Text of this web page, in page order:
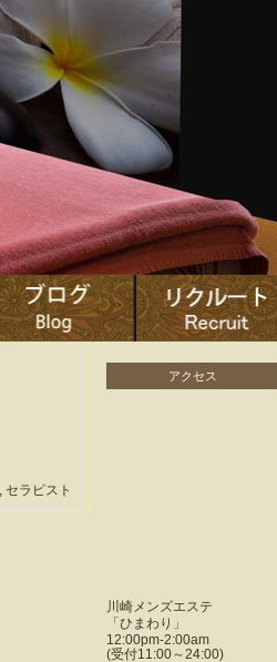
, セラピスト
アクセス
川崎メンズエステ
「ひまわり 」
12:00pm-2:00am
(受付11:00～24:00)